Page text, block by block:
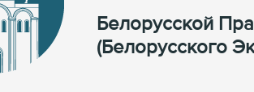
Белорусской
(Белорусского